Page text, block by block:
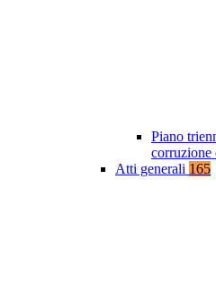
Piano
corruzione
Atti generali 165